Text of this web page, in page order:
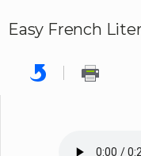
Easy French